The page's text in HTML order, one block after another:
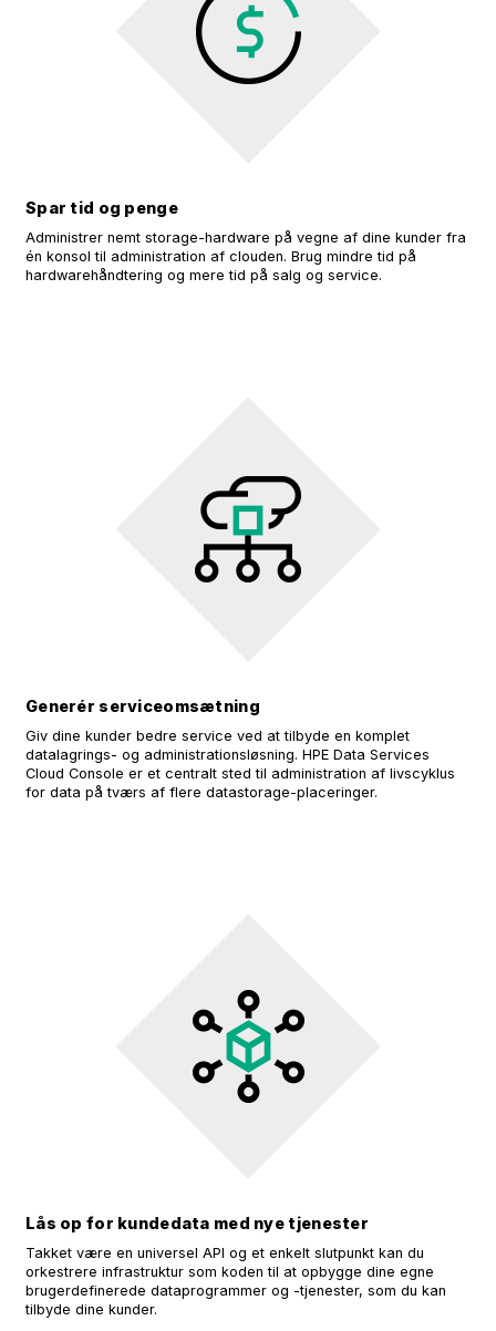
Spar tid og penge
Administrer nemt storage-hardware på vegne af dine kunder fra
én konsol til administration af clouden. Brug mindre tid på
hardwarehåndtering og mere tid på salg og service.
Generér serviceomsætning
Giv dine kunder bedre service ved at tilbyde en komplet
datalagrings- og administrationsløsning. HPE Data Services
Cloud Console er et centralt sted til administration af livscyklus
for data på tværs af flere datastorage-placeringer.
Lås op for kundedata med nye tjenester
Takket være en universel API og et enkelt slutpunkt kan du
orkestrere infrastruktur som koden til at opbygge dine egne
brugerdefinerede dataprogrammer og -tjenester, som du kan
tilbyde dine kunder.